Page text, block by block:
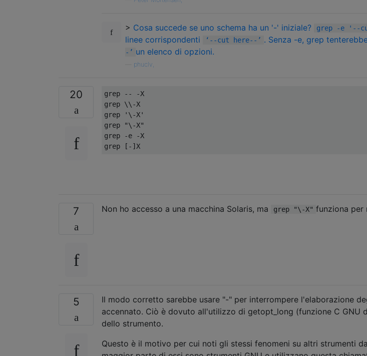
> Cosa succede se uno schema ha un '-' iniziale? grep -e '--
linee corrispondenti
‘--cut here--’ . Senza -e, grep
-’ un elenco di opzioni.
phuclv,
20
grep -- -X
grep \\-X
grep '\-X'
grep "\-X"
grep -e -X
7 Non ho accesso a una macchina Solaris, ma grep "\-X" funziona per
5
Il modo corretto sarebbe usare "-" per interrompere l'elaborazione
accennato. Ciò è dovuto all'utilizzo di getopt_long (funzione C GNU
dello strumento.
Questo è il motivo per cui noti gli stessi fenomeni su altri strumenti